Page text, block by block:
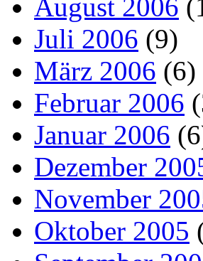
August 2006
Juli 2006 (9)
März 2006 (6)
Februar 2006
Januar 2006
Dezember
November
Oktober 2005